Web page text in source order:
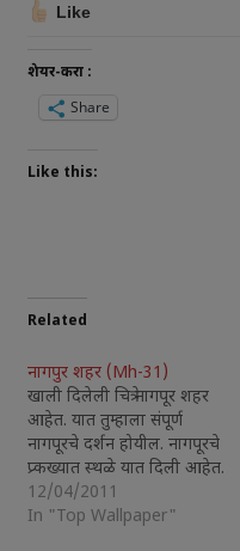
Like
शेयर-करा :
Share
Like this:
Related
नागपुर शहर (Mh-31)
खाली दिलेली चित्रे नागपूर शहर
आहेत. यात तुम्हाला संपूर्ण
नागपूरचे दर्शन होयील. नागपूरचे
प्र्कख्यात स्थळे यात दिली आहेत.
12/04/2011
In "Top Wallpaper"